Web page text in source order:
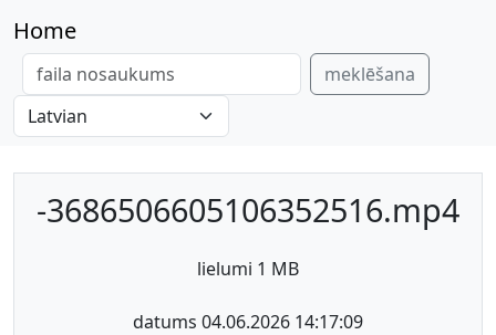
Home
meklēšana
-3686506605106352516.mp4
lielumi 1 MB
datums 04.06.2026 14:17:09